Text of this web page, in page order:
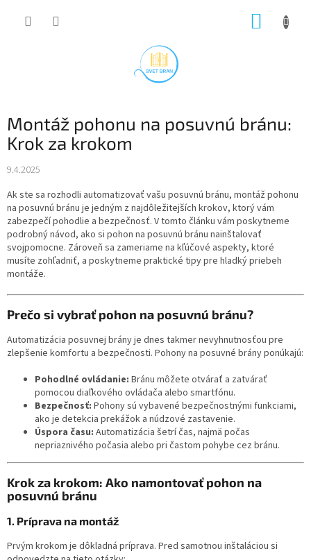
Montáž pohonu na posuvnú bránu:
Krok za krokom
9.4.2025
Ak ste sa rozhodli automatizovať vašu posuvnú bránu, montáž pohonu
na posuvnú bránu je jedným z najdôležitejších krokov, ktorý vám
zabezpečí pohodlie a bezpečnosť. V tomto článku vám poskytneme
podrobný návod, ako si pohon na posuvnú bránu nainštalovať
svojpomocne. Zároveň sa zameriame na kľúčové aspekty, ktoré
musíte zohľadniť, a poskytneme praktické tipy pre hladký priebeh
montáže.
Prečo si vybrať pohon na posuvnú bránu?
Automatizácia posuvnej brány je dnes takmer nevyhnutnosťou pre
zlepšenie komfortu a bezpečnosti. Pohony na posuvné brány ponúkajú:
Pohodlné ovládanie: Bránu môžete otvárať a zatvárať
pomocou diaľkového ovládača alebo smartfónu.
Bezpečnosť: Pohony sú vybavené bezpečnostnými funkciami,
ako je detekcia prekážok a núdzové zastavenie.
Úspora času: Automatizácia šetrí čas, najmä počas
nepriaznivého počasia alebo pri častom pohybe cez bránu.
Krok za krokom: Ako namontovať pohon na
posuvnú bránu
1. Príprava na montáž
Prvým krokom je dôkladná príprava. Pred samotnou inštaláciou si